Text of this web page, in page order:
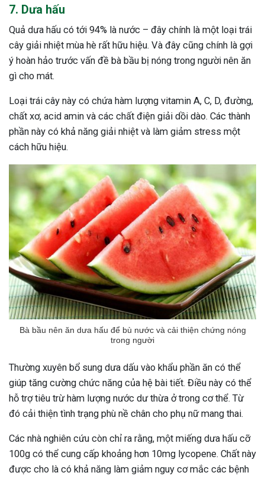
7. Dưa hấu
Quả dưa hấu có tới 94% là nước – đây chính là một loại trái
cây giải nhiệt mùa hè rất hữu hiệu. Và đây cũng chính là gợi
ý hoàn hảo trước vấn đề bà bầu bị nóng trong người nên ăn
gì cho mát.
Loại trái cây này có chứa hàm lượng vitamin A, C, D, đường,
chất xơ, acid amin và các chất điện giải dồi dào. Các thành
phần này có khả năng giải nhiệt và làm giảm stress một
cách hữu hiệu.
Bà bầu nên ăn dưa hấu để bù nước và cải thiện chứng nóng
trong người
Thường xuyên bổ sung dưa dấu vào khẩu phần ăn có thể
giúp tăng cường chức năng của hệ bài tiết. Điều này có thể
hỗ trợ tiêu trừ hàm lượng nước dư thừa ở trong cơ thể. Từ
đó cải thiện tình trạng phù nề chân cho phụ nữ mang thai.
Các nhà nghiên cứu còn chỉ ra rằng, một miếng dưa hấu cỡ
100g có thể cung cấp khoảng hơn 10mg lycopene. Chất này
được cho là có khả năng làm giảm nguy cơ mắc các bệnh